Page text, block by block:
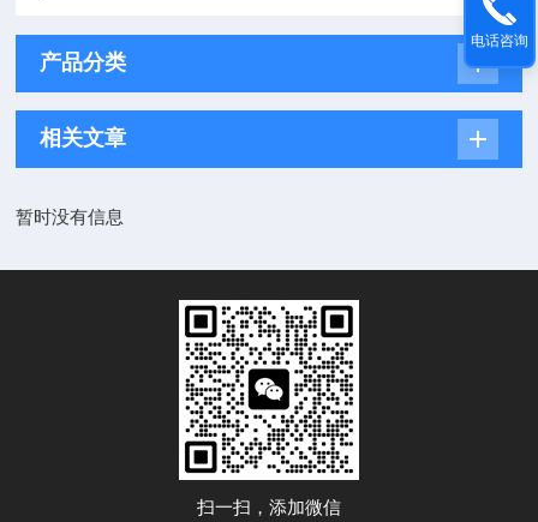
产品分类
相关文章
暂时没有信息
扫一扫，添加微信
电话咨询